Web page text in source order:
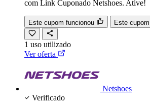
com Link Cuponado Netshoes. Ative!
Este cupom funcionou Este
1 uso utilizado
Ver oferta
Netshoes
Verificado